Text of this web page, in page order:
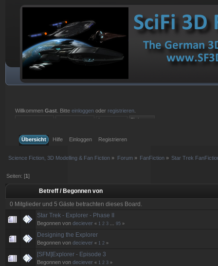
WillkommenGast . Bitteeinloggen oder registrieren
Übersicht
Hilfe Einloggen Registrieren
Science Fiction, 3D Modelling & Fan Fiction » Forum» FanFiction » Star Trek
Seiten: [1]
Betreff / Begonnen von
0 Mitglieder und 5 Gäste betrachten dieses Board.
Star Trek - Explorer - Phase II
Begonnen vondeciever « 1 2 3 ...95 »
Designing the Explorer
Begonnen vondeciever « 1 2 »
[SFM]Explorer - Episode 3
Begonnen vondeciever « 1 2 3 »